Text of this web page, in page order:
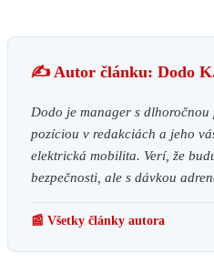
✍️ Autor článku: Dodo
Dodo je manager s dlhoročnou
pozíciou v redakciách a jeho
elektrická mobilita. Verí, že
bezpečnosti, ale s dávkou
📰 Všetky články autora